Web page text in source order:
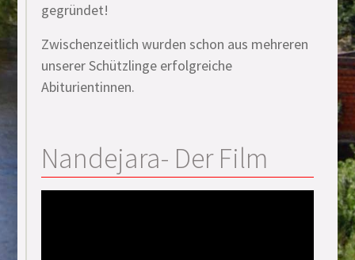
gegründet!
Zwischenzeitlich wurden schon aus mehreren
unserer Schützlinge erfolgreiche
Abiturientinnen.
Nandejara- Der Film